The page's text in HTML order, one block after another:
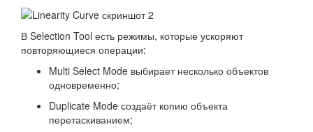
В Selection Tool есть режимы, которые ускоряют
повторяющиеся операции:
Multi Select Mode выбирает несколько объектов
одновременно;
Duplicate Mode создаёт копию объекта
перетаскиванием;